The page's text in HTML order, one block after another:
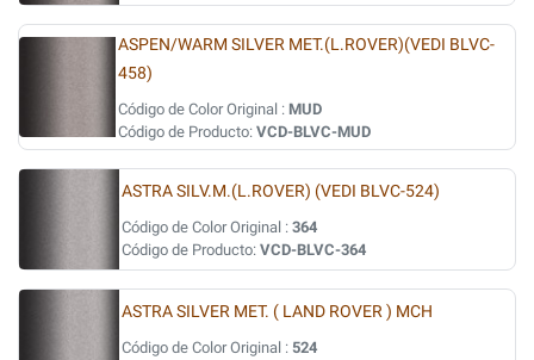
ASPEN/WARM SILVER MET.(L.ROVER)(VEDI BLVC-
458)
Código de Color Original : MUD
Código de Producto: VCD-BLVC-MUD
ASTRA SILV.M.(L.ROVER) (VEDI BLVC-524)
Código de Color Original : 364
Código de Producto: VCD-BLVC-364
ASTRA SILVER MET. ( LAND ROVER ) MCH
Código de Color Original : 524